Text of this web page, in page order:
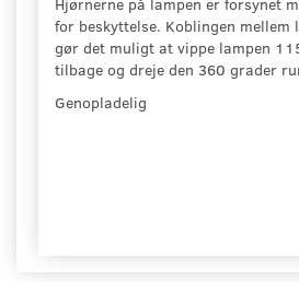
for beskyttelse. Koblingen mellem
gør det muligt at vippe lampen
tilbage og dreje den 360 grader
Genopladelig